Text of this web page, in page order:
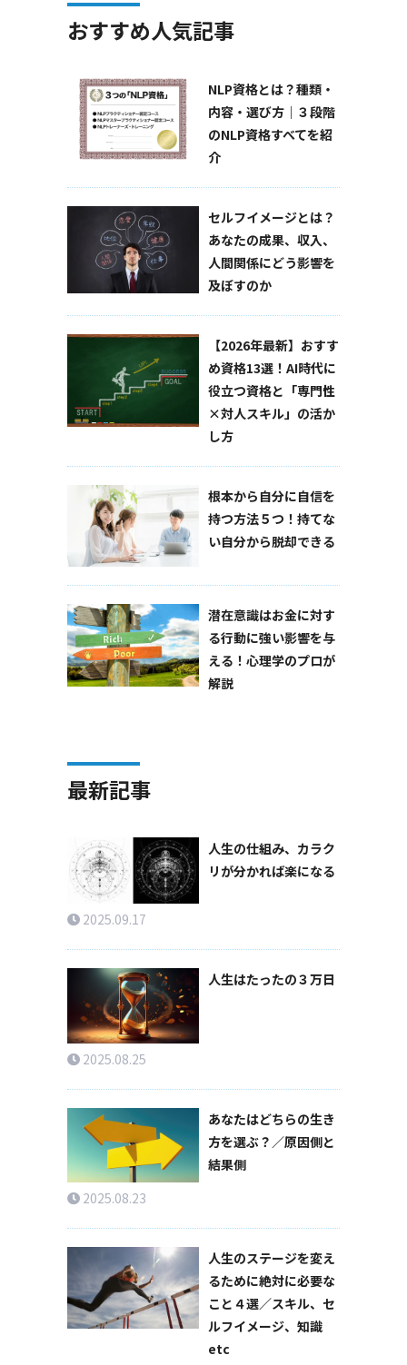
おすすめ人気記事
NLP資格とは？種類・
内容・選び方｜３段階
のNLP資格すべてを紹
介
セルフイメージとは？
あなたの成果、収入、
人間関係にどう影響を
及ぼすのか
【2026年最新】おすす
め資格13選！AI時代に
役立つ資格と「専門性
×対人スキル」の活か
し方
根本から自分に自信を
持つ方法５つ！持てな
い自分から脱却できる
潜在意識はお金に対す
る行動に強い影響を与
える！心理学のプロが
解説
最新記事
人生の仕組み、カラク
リが分かれば楽になる
2025.09.17
人生はたったの３万日
2025.08.25
あなたはどちらの生き
方を選ぶ？／原因側と
結果側
2025.08.23
人生のステージを変え
るために絶対に必要な
こと４選／スキル、セ
ルフイメージ、知識
etc